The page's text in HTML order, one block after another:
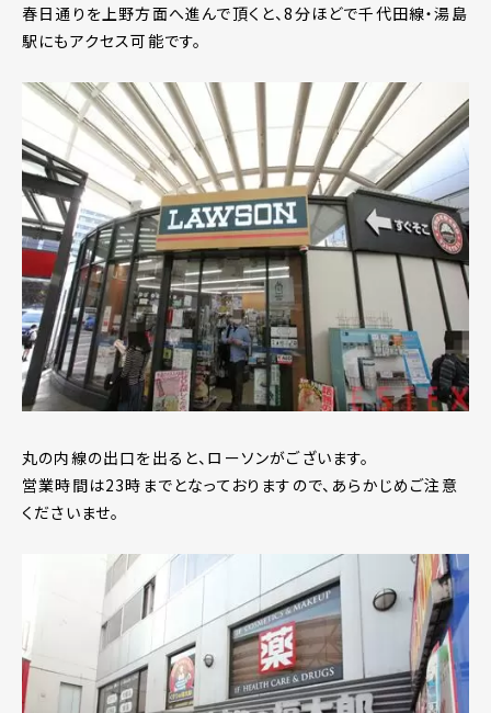
春日通りを上野方面へ進んで頂くと、8分ほどで千代田線・湯島
駅にもアクセス可能です。
丸の内線の出口を出ると、ローソンがございます。
営業時間は23時までとなっておりますので、あらかじめご注意
くださいませ。